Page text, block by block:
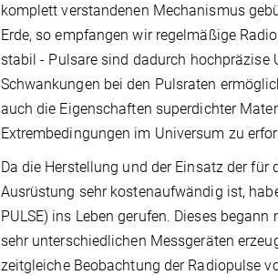
komplett verstandenen Mechanismus
Erde, so empfangen wir regelmäßige
stabil - Pulsare sind dadurch hochpräzise
Schwankungen bei den Pulsraten
auch die Eigenschaften superdichter
Extrembedingungen im Universum zu
Da die Herstellung und der Einsatz der
Ausrüstung sehr kostenaufwändig ist,
PULSE) ins Leben gerufen. Dieses
sehr unterschiedlichen Messgeräten
zeitgleiche Beobachtung der Radiopulse